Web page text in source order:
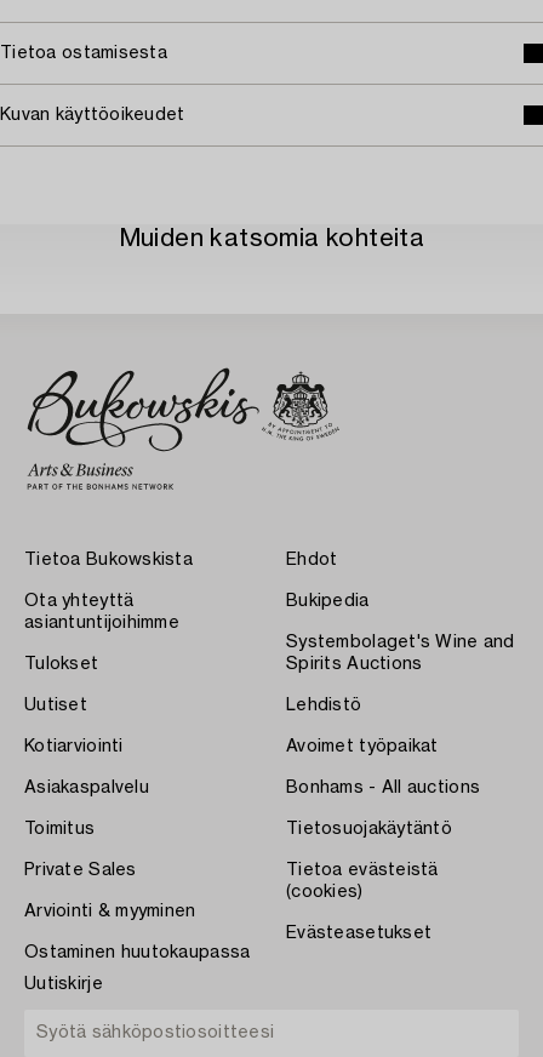
Tietoa ostamisesta
Kuvan käyttöoikeudet
Muiden katsomia kohteita
Tietoa Bukowskista
Ota yhteyttä
asiantuntijoihimme
Tulokset
Uutiset
Kotiarviointi
Asiakaspalvelu
Toimitus
Private Sales
Arviointi & myyminen
Ostaminen huutokaupassa
Ehdot
Bukipedia
Systembolaget's Wine and
Spirits Auctions
Lehdistö
Avoimet työpaikat
Bonhams - All auctions
Tietosuojakäytäntö
Tietoa evästeistä
(cookies)
Evästeasetukset
Uutiskirje